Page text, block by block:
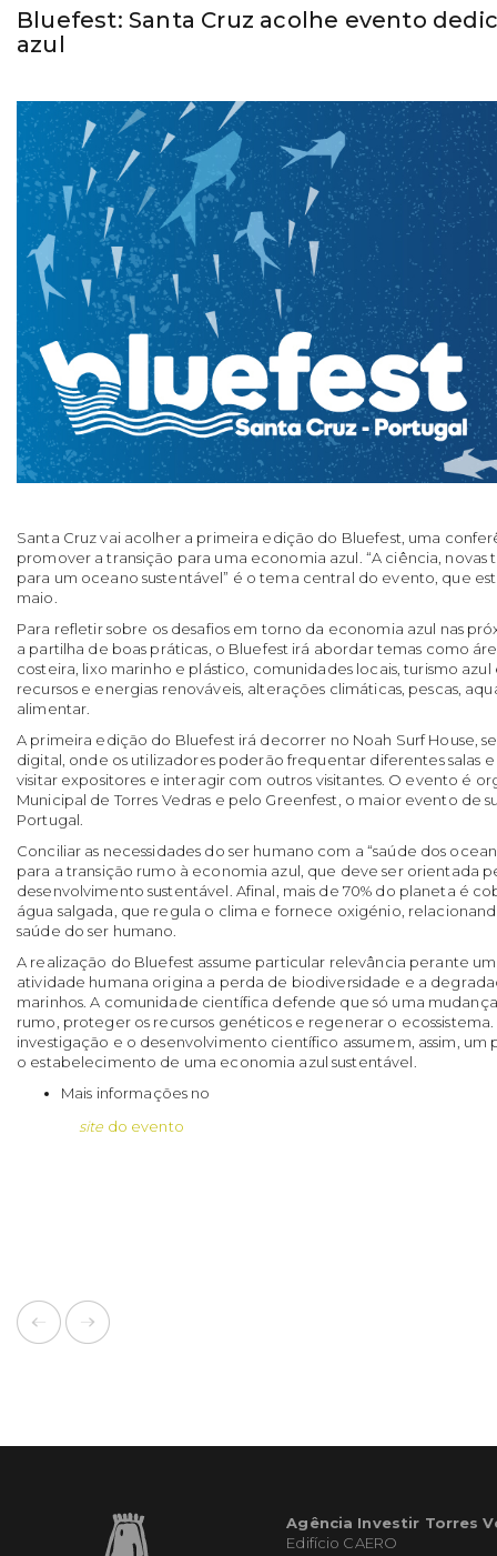
Bluefest: Santa Cruz acolhe evento
azul
Santa Cruz vai acolher a primeira edição do Bluefest, uma
promover a transição para uma economia azul. “A ciência,
para um oceano sustentável” é o tema central do evento, que
maio.
Para refletir sobre os desafios em torno da economia azul nas
a partilha de boas práticas, o Bluefest irá abordar temas como
costeira, lixo marinho e plástico, comunidades locais, turismo
recursos e energias renováveis, alterações climáticas, pescas,
alimentar.
A primeira edição do Bluefest irá decorrer no Noah Surf House,
digital, onde os utilizadores poderão frequentar diferentes salas
visitar expositores e interagir com outros visitantes. O evento é
Municipal de Torres Vedras e pelo Greenfest, o maior evento de
Portugal.
Conciliar as necessidades do ser humano com a “saúde dos
para a transição rumo à economia azul, que deve ser orientada
desenvolvimento sustentável. Afinal, mais de 70% do planeta é
água salgada, que regula o clima e fornece oxigénio,
saúde do ser humano.
A realização do Bluefest assume particular relevância perante
atividade humana origina a perda de biodiversidade e a
marinhos. A comunidade científica defende que só uma
rumo, proteger os recursos genéticos e regenerar o
investigação e o desenvolvimento científico assumem, assim,
o estabelecimento de uma economia azul sustentável.
Mais informações no
site do evento
Agência Investir Torres
Edifício CAERO